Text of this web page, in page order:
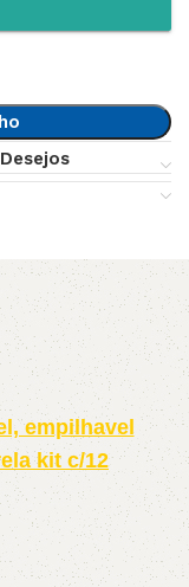
empilhavel
kit c/12